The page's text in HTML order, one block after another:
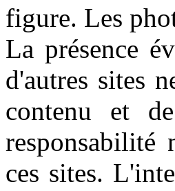
figure. Les
La présence
d'autres sites
contenu et
responsabilité
ces sites.